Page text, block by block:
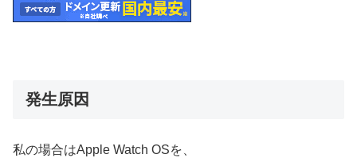
発生原因
私の場合はApple Watch OSを、